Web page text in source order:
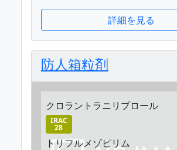
詳細を見る
防人箱粒剤
クロラントラニリプロール
IRAC
28
トリフルメゾピリム